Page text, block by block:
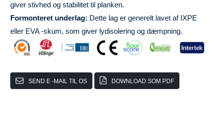
giver stivhed og stabilitet til planken.
Formonteret underlag: Dette lag er generelt lavet af IXPE
eller EVA -skum, som giver lydisolering og dæmpning.
SEND E -MAIL TIL OS DOWNLOAD SOM PDF